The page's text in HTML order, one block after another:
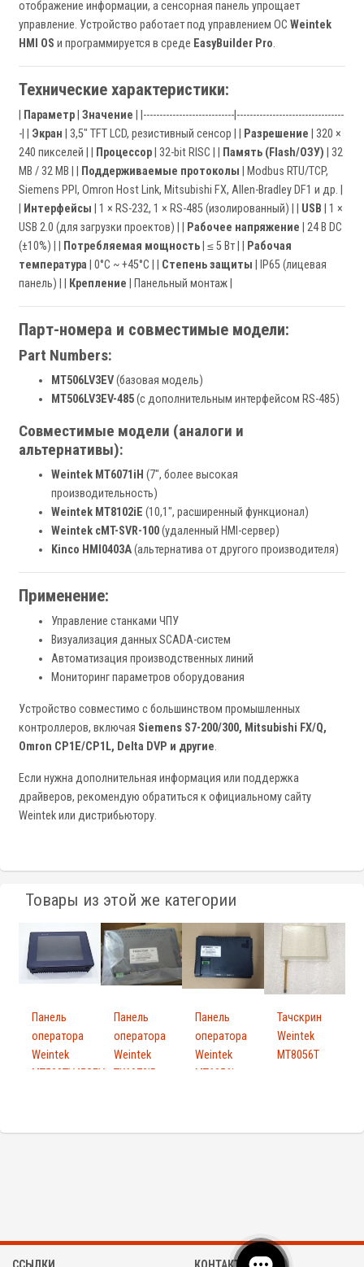
отображение информации, а сенсорная панель упрощает
управление. Устройство работает под управлением ОС Weintek
HMI OS и программируется в среде EasyBuilder Pro.
Технические характеристики:
Параметр Значение | |----------------------------|---------------------------------
-| | Экран | 3,5" TFT LCD, резистивный сенсор | | Разрешение | 320 ×
240 пикселей | |
Процессор | 32-bit RISC | | Память (Flash/ОЗУ) | 32
MB / 32 MB | |
Поддерживаемые протоколы | Modbus RTU/TCP,
Siemens PPI, Omron Host Link, Mitsubishi FX, Allen-Bradley DF1 и др. |
Интерфейсы | 1 × RS-232, 1 × RS-485 (изолированный) | | USB | 1 ×
USB 2.0 (для загрузки проектов) | |
Рабочее напряжение | 24 В DC
(±10%) | |
Потребляемая мощность | ≤ 5 Вт | |
Рабочая
температура | 0°C ~ +45°C | | Степень защиты | IP65 (лицевая
панель) | |
Крепление | Панельный монтаж |
Парт-номера и совместимые модели:
Part Numbers:
MT506LV3EV(базовая модель)
MT506LV3EV-485(с дополнительным интерфейсом RS-485)
Совместимые модели (аналоги и
альтернативы):
Weintek MT6071iH (7", более высокая
производительность)
Weintek MT8102iE (10,1", расширенный функционал)
Weintek cMT-SVR-100(удаленный HMI-сервер)
Kinco HMI0403A(альтернатива от другого производителя)
Применение:
Управление станками ЧПУ
Визуализация данных SCADA-систем
Автоматизация производственных линий
Мониторинг параметров оборудования
Устройство совместимо с большинством промышленных
контроллеров, включая Siemens S7-200/300, Mitsubishi FX/Q,
Omron CP1E/CP1L, Delta DVP и другие.
Если нужна дополнительная информация или поддержка
драйверов, рекомендую обратиться к официальному сайту
Weintek или дистрибьютору.
Товары из этой же категории
Панель
оператора
Weintek
MT508TV45GEV
Панель
оператора
Weintek
TK6070IP
Панель
оператора
Weintek
MT6056i
Тачскрин
Weintek
MT8056T